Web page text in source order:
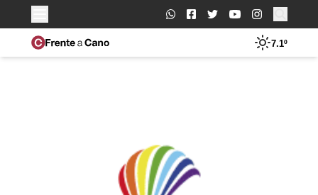
Buscar:
7.1º